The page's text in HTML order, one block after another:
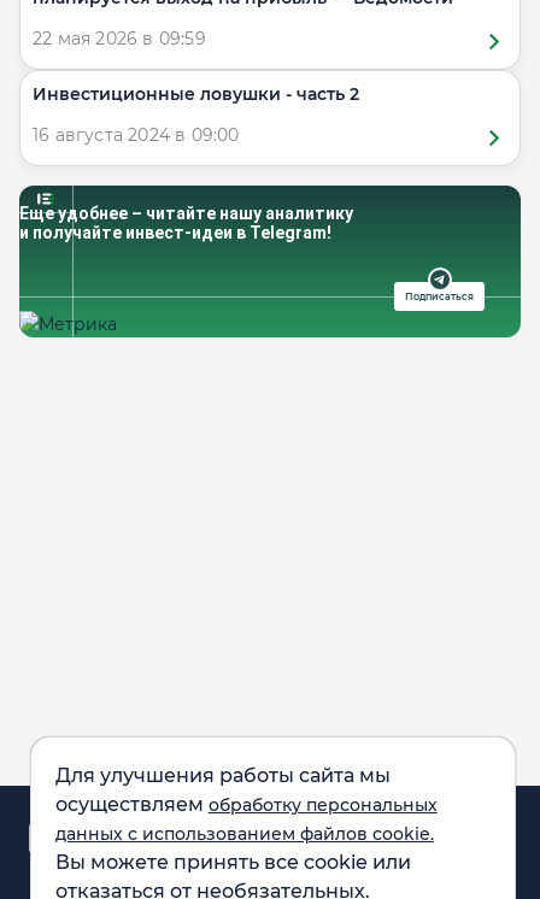
Для улучшения работы сайта мы
осуществляем обработку персональных
данных с использованием файлов cookie.
Вы можете принять все cookie или
отказаться от необязательных.
22 мая 2026 в 09:59
​​Инвестиционные ловушки - часть 2
16 августа 2024 в 09:00
Еще удобнее – читайте нашу аналитику
и получайте инвест-идеи в Telegram!
Подписаться
Аналитика и
новости
Карта рынка